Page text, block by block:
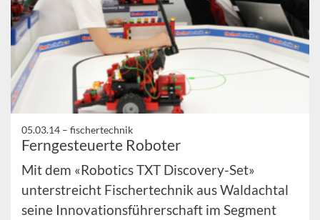
05.03.14 – fischertechnik
Ferngesteuerte Roboter
Mit dem «Robotics TXT Discovery-Set»
unterstreicht Fischertechnik aus Waldachtal
seine Innovationsführerschaft im Segment